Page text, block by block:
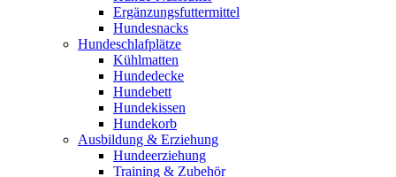
Ergänzungsfuttermittel
Hundesnacks
Hundeschlafplätze
Kühlmatten
Hundedecke
Hundebett
Hundekissen
Hundekorb
Ausbildung & Erziehung
Hundeerziehung
Training & Zubehör